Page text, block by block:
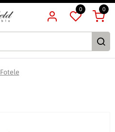
0 0
Fotele